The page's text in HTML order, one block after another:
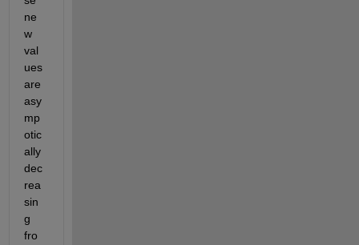
ne
w
val
ues
are
asy
mp
otic
ally
dec
rea
sin
g
fro